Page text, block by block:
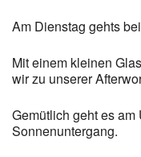
Am Dienstag gehts
Mit einem kleinen
wir zu unserer
Gemütlich geht es
Sonnenuntergang.